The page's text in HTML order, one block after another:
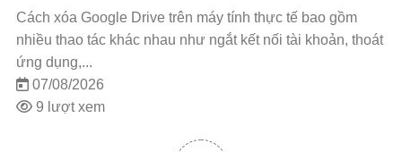
Tích hợp Google Drive với Grok Studio giúp người dùng
đưa tài liệu đang lưu trên Google Drive vào quy trình làm
việc với Grok...
07/08/2026
8 lượt xem